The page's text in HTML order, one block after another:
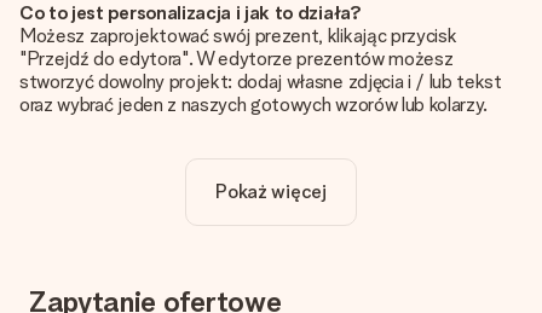
Co to jest personalizacja i jak to działa?
Możesz zaprojektować swój prezent, klikając przycisk
"Przejdź do edytora". W edytorze prezentów możesz
stworzyć dowolny projekt: dodaj własne zdjęcia i / lub tekst
oraz wybrać jeden z naszych gotowych wzorów lub kolarzy.
Cena podana na stronie internetowej obejmuje personalizację
Twojego prezentu - ilość zdjęć lub tekstów nie wpływa na
jakość?
Pokaż więcej
Zapytanie ofertowe